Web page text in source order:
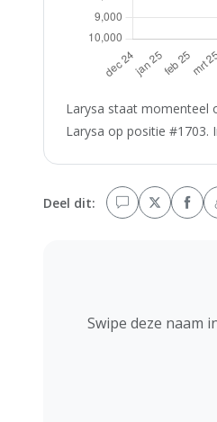
Larysa staat momenteel
Larysa op positie #1703.
Deel dit:
Swipe deze naam